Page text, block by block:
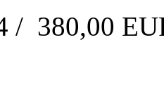
/ 380,00